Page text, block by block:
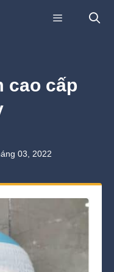
cao cấp
03, 2022